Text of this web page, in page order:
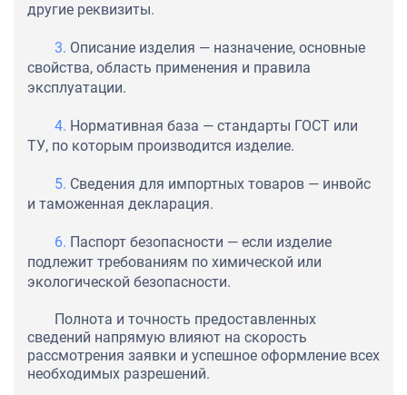
другие реквизиты.
Описание изделия — назначение, основные
свойства, область применения и правила
эксплуатации.
Нормативная база — стандарты ГОСТ или
ТУ, по которым производится изделие.
Сведения для импортных товаров — инвойс
и таможенная декларация.
Паспорт безопасности — если изделие
подлежит требованиям по химической или
экологической безопасности.
Полнота и точность предоставленных
сведений напрямую влияют на скорость
рассмотрения заявки и успешное оформление всех
необходимых разрешений.